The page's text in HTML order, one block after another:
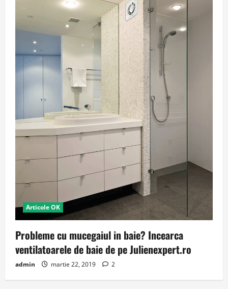
Articole OK
Probleme cu mucegaiul in baie? Incearca
ventilatoarele de baie de pe Julienexpert.ro
admin martie 22, 2019 2